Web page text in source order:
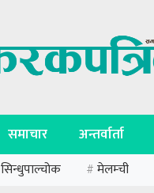
समाचार अन्तर्वार्ता
सिन्धुपाल्चोक # मेलम्ची